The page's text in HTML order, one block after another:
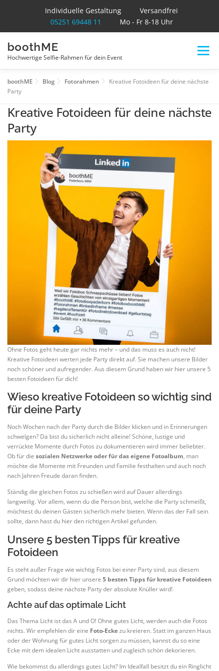
Individuelle Gestaltung
Versandfrei
05251 69448 11
Mo - Fr 8-18 Uhr
Inhalt
springen
boothME
Hochwertige Selfie-Rahmen für dein Event
Menü
INDIVDUELLER SELFIE-RAHMEN
BLOG
boothME Blog Fotorahmen
Kreative Fotoideen für deine nächste
Party
Kreative Fotoideen für deine nächste
Party
Ohne Fotos geht heute gar nichts mehr – und das muss es auch nicht!
Kreative Fotoideen werten jede Party direkt auf. Sie machen unsere Bilder
noch schöner und aufregender. Aus diesem Grund haben wir hier unsere 5
besten Fotoideen für dich!
Wieso kreative Fotoideen so wichtig sind
für deine Party
Noch Wochen nach der Party durch die Bilder klicken und in Erinnerungen
schwelgen? Da bist du sicherlich nicht alleine! Schöne, lustige und
verrückte Momente durch Fotos zu dokumentieren wird immer beliebter.
Ob für die sozialen Netzwerke oder für das eigene Fotoalbum, man
möchte die Momente mit Freunden und Familie festhalten und auch noch
nach Jahren Freude daran finden.
Ständig die gleichen Fotos zu schießen wird auf Dauer allerdings
langweilig. Vor allem, wenn du die Person bist, welche die Party schmeißt,
möchtest du deinen Gästen sicherlich mehr bieten. Wenn das der Fall sein
sollte, dann hast du hier den richtigen Artikel gefunden.
Unsere 5 besten Tipps für kreative
Fotoideen
Es steht außer Frage wie wichtig Fotos bei einer Party sind, aus diesem
Grund möchten wir dir hier unsere 5 besten Tipps für kreative Fotoideen
geben, sodass deine nächste Party der absolute Knüller wird!
Achte auf das optimale Licht
Das Thema Licht ist das A und O! Ohne gutes Licht, werden auch die Fotos
nichts. Wir empfehlen dir eine Foto-Eckezu kreieren. Statt im ganzen Haus
oder der Wohnung für gutes Licht sorgen zu müssen, kannst du so eine
Ecke mit dem idealen Licht ausstatten und zugleich schön dekorieren.
Wie bekommst du allerdings gutes Licht? Im Idealfall besitzt du ein Ringlicht